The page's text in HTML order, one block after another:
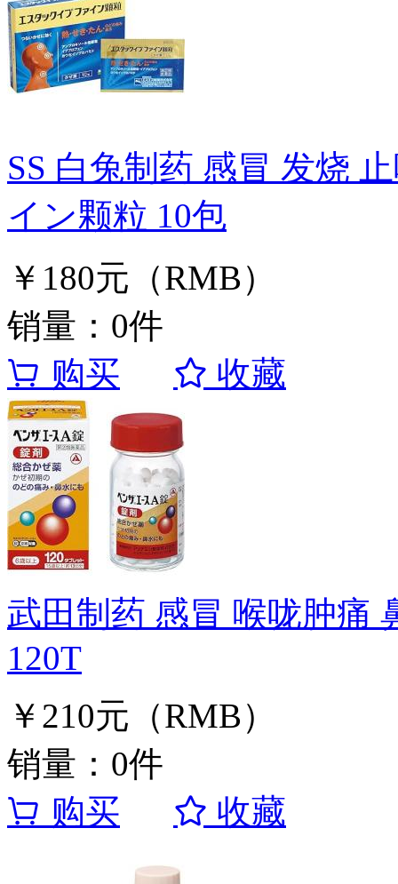
SS 白兔制药 感冒 发烧
イン颗粒 10包
￥180元（RMB）
销量：0件
购买
收藏
武田制药 感冒 喉咙肿痛
120T
￥210元（RMB）
销量：0件
购买
收藏